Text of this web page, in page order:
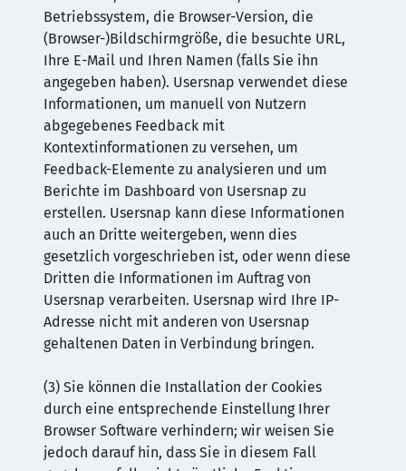
Betriebssystem, die Browser-Version, die
(Browser-)Bildschirmgröße, die besuchte URL,
Ihre E-Mail und Ihren Namen (falls Sie ihn
angegeben haben). Usersnap verwendet diese
Informationen, um manuell von Nutzern
abgegebenes Feedback mit
Kontextinformationen zu versehen, um
Feedback-Elemente zu analysieren und um
Berichte im Dashboard von Usersnap zu
erstellen. Usersnap kann diese Informationen
auch an Dritte weitergeben, wenn dies
gesetzlich vorgeschrieben ist, oder wenn diese
Dritten die Informationen im Auftrag von
Usersnap verarbeiten. Usersnap wird Ihre IP-
Adresse nicht mit anderen von Usersnap
gehaltenen Daten in Verbindung bringen.
(3) Sie können die Installation der Cookies
durch eine entsprechende Einstellung Ihrer
Browser Software verhindern; wir weisen Sie
jedoch darauf hin, dass Sie in diesem Fall